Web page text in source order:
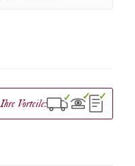
Ihre Vorteile: ✓ ✓ ✓